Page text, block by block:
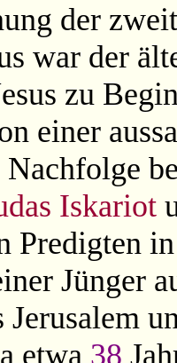
der
war der
zu
einer
Nachfolge
Iskariot
Predigten
Jünger
Jerusalem
etwa 38